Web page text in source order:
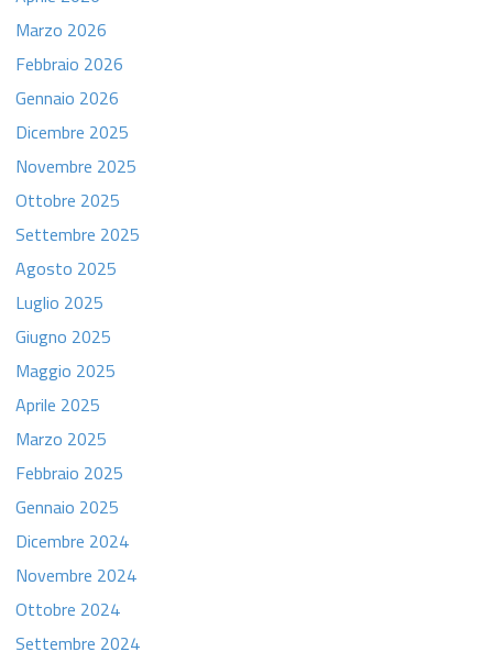
Marzo 2026
Febbraio 2026
Gennaio 2026
Dicembre 2025
Novembre 2025
Ottobre 2025
Settembre 2025
Agosto 2025
Luglio 2025
Giugno 2025
Maggio 2025
Aprile 2025
Marzo 2025
Febbraio 2025
Gennaio 2025
Dicembre 2024
Novembre 2024
Ottobre 2024
Settembre 2024